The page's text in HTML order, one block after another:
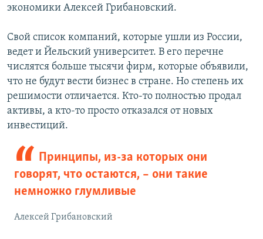
экономики Алексей Грибановский.
Свой список компаний, которые ушли из России,
ведет и Йельский университет. В его перечне
числятся больше тысячи фирм, которые объявили,
что не будут вести бизнес в стране. Но степень их
решимости отличается. Кто-то полностью продал
активы, а кто-то просто отказался от новых
инвестиций.
Принципы, из-за которых они
говорят, что остаются, – они такие
немножко глумливые
Алексей Грибановский